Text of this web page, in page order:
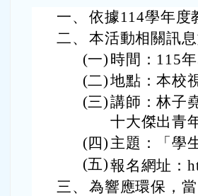
一、 依據114學年度
二、 本活動相關訊息
(一) 時間：115
(二)地點：本校
(三)講師：林子
十大傑出青
(四) 主題：「學
(五)報名網址：
三、 為響應環保，